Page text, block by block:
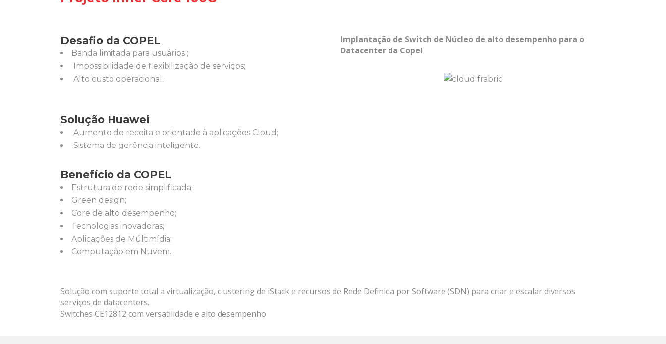
Desafio da COPEL
Banda limitada para usuários ;
Impossibilidade de flexibilização de serviços;
Alto custo operacional.
Solução Huawei
Aumento de receita e orientado à aplicações Cloud;
Sistema de gerência inteligente.
Benefício da COPEL
Estrutura de rede simplificada;
Green design;
Core de alto desempenho;
Tecnologias inovadoras;
Aplicações de Múltimídia;
Computação em Nuvem.
Implantação de Switch de Núcleo de alto desempenho para o
Datacenter da Copel
Solução com suporte total a virtualização, clustering de iStack e recursos de Rede Definida por Software (SDN) para criar e escalar diversos
serviços de datacenters.
Switches CE12812 com versatilidade e alto desempenho